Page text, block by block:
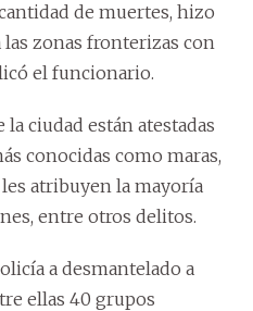
de muertes, hizo
zonas fronterizas con
el funcionario.
ciudad están atestadas
conocidas como maras,
atribuyen la mayoría
entre otros delitos.
a desmantelado a
ellas 40 grupos